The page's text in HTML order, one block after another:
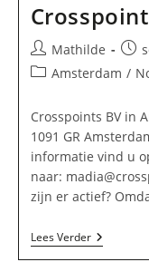
Bericht
auteur:
Mathilde
Berichtcategorie:
Amsterdam /
Crosspoints BV in
1091 GR
informatie vind u
naar:
zijn er actief?
Lees Verder
BV